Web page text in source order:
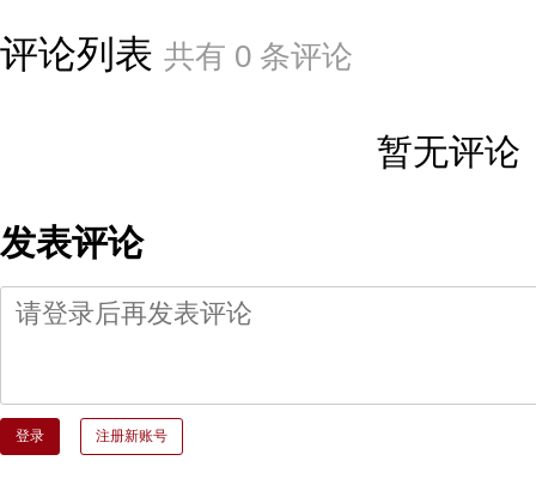
评论列表 共有 0 条评论
暂无评论
发表评论
登录 注册新账号